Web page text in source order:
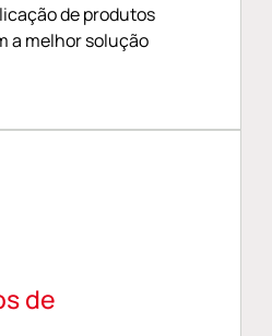
de produtos
a melhor solução
de